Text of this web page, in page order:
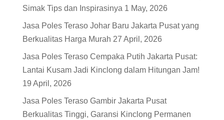
Simak Tips dan Inspirasinya 1 May, 2026
Jasa Poles Teraso Johar Baru Jakarta Pusat yang
Berkualitas Harga Murah 27 April, 2026
Jasa Poles Teraso Cempaka Putih Jakarta Pusat:
Lantai Kusam Jadi Kinclong dalam Hitungan Jam!
19 April, 2026
Jasa Poles Teraso Gambir Jakarta Pusat
Berkualitas Tinggi, Garansi Kinclong Permanen